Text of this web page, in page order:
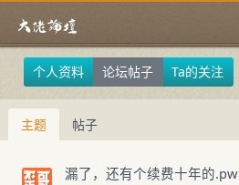
个人资料 论坛帖子 Ta的关注
主题 帖子
漏了，还有个续费十年的.pw